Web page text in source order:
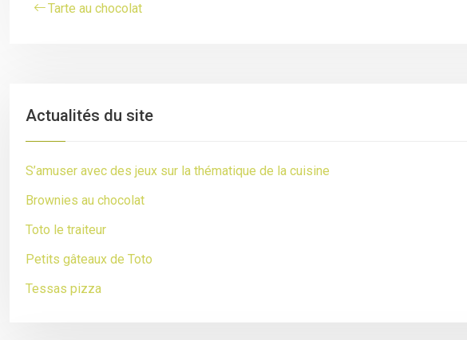
Tarte au chocolat
Actualités du site
S’amuser avec des jeux sur la thématique de la cuisine
Brownies au chocolat
Toto le traiteur
Petits gâteaux de Toto
Tessas pizza